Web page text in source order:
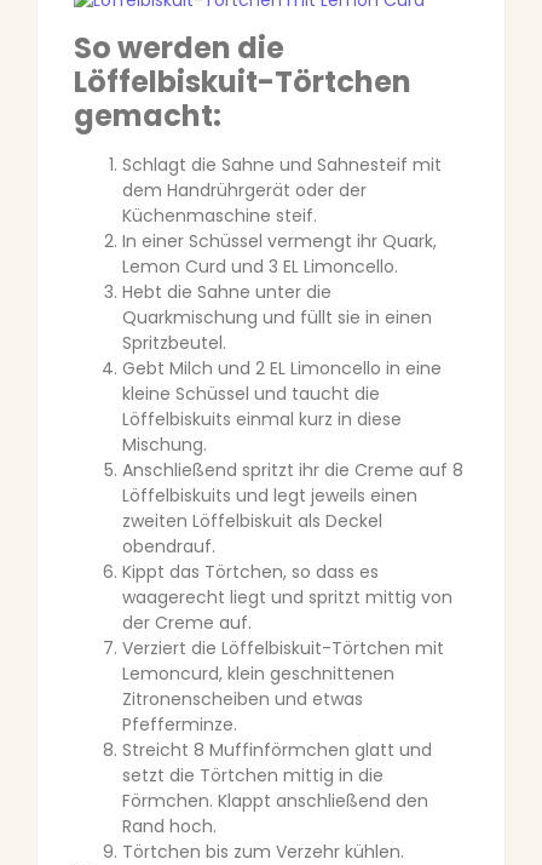
So werden die
Löffelbiskuit-Törtchen
gemacht:
Schlagt die Sahne und Sahnesteif mit
dem Handrührgerät oder der
Küchenmaschine steif.
In einer Schüssel vermengt ihr Quark,
Lemon Curd und 3 EL Limoncello.
Hebt die Sahne unter die
Quarkmischung und füllt sie in einen
Spritzbeutel.
Gebt Milch und 2 EL Limoncello in eine
kleine Schüssel und taucht die
Löffelbiskuits einmal kurz in diese
Mischung.
Anschließend spritzt ihr die Creme auf 8
Löffelbiskuits und legt jeweils einen
zweiten Löffelbiskuit als Deckel
obendrauf.
Kippt das Törtchen, so dass es
waagerecht liegt und spritzt mittig von
der Creme auf.
Verziert die Löffelbiskuit-Törtchen mit
Lemoncurd, klein geschnittenen
Zitronenscheiben und etwas
Pfefferminze.
Streicht 8 Muffinförmchen glatt und
setzt die Törtchen mittig in die
Förmchen. Klappt anschließend den
Rand hoch.
Törtchen bis zum Verzehr kühlen.